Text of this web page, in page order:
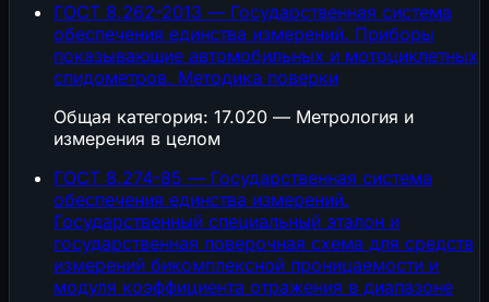
ГОСТ 8.262-2013 — Государственная система
обеспечения единства измерений. Приборы
показывающие автомобильных и мотоциклетных
спидометров. Методика поверки
Общая категория: 17.020 — Метрология и
измерения в целом
ГОСТ 8.274-85 — Государственная система
обеспечения единства измерений.
Государственный специальный эталон и
государственная поверочная схема для средств
измерений бикомплексной проницаемости и
модуля коэффициента отражения в диапазоне